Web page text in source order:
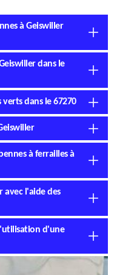
à Geiswiller
dans le
dans le 67270
à ferrailles à
avec l'aide des
d'une